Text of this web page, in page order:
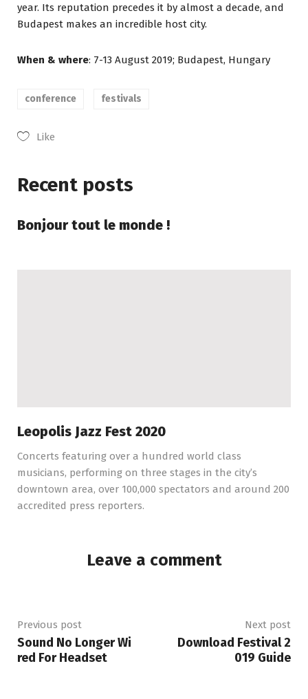
year. Its reputation precedes it by almost a decade, and
Budapest makes an incredible host city.
When & where: 7-13 August 2019; Budapest, Hungary
conference festivals
Like
Recent posts
Bonjour tout le monde !
Leopolis Jazz Fest 2020
Concerts featuring over a hundred world class
musicians, performing on three stages in the city’s
downtown area, over 100,000 spectators and around 200
accredited press reporters.
Leave a comment
Previous post
Sound No Longer Wi
red For Headset
Next post
Download Festival 2
019 Guide